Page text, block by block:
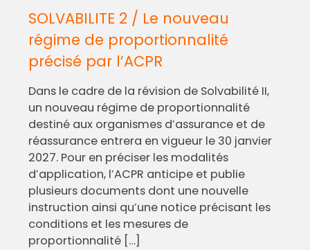
SOLVABILITE 2 / Le nouveau
régime de proportionnalité
précisé par l’ACPR
Dans le cadre de la révision de Solvabilité II,
un nouveau régime de proportionnalité
destiné aux organismes d’assurance et de
réassurance entrera en vigueur le 30 janvier
2027. Pour en préciser les modalités
d’application, l’ACPR anticipe et publie
plusieurs documents dont une nouvelle
instruction ainsi qu’une notice précisant les
conditions et les mesures de
proportionnalité […]